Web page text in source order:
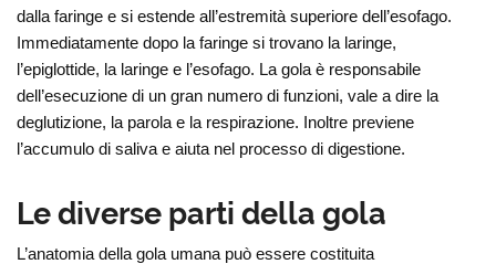
dalla faringe e si estende all’estremità superiore dell’esofago.
Immediatamente dopo la faringe si trovano la laringe,
l’epiglottide, la laringe e l’esofago. La gola è responsabile
dell’esecuzione di un gran numero di funzioni, vale a dire la
deglutizione, la parola e la respirazione. Inoltre previene
l’accumulo di saliva e aiuta nel processo di digestione.
Le diverse parti della gola
L’anatomia della gola umana può essere costituita